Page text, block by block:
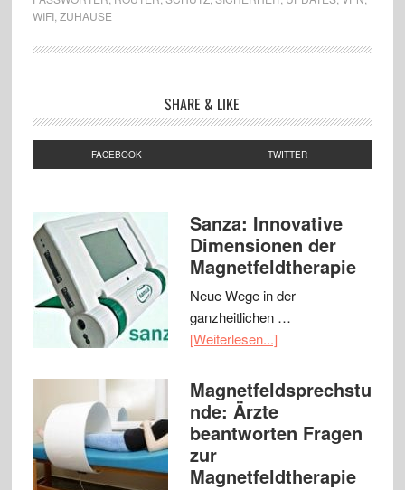
WIFI, ZUHAUSE
SHARE & LIKE
FACEBOOK TWITTER
Sanza: Innovative
Dimensionen der
Magnetfeldtherapie
Neue Wege in der
ganzheitlichen …
[Weiterlesen...]
Magnetfeldsprechstu
nde: Ärzte
beantworten Fragen
zur
Magnetfeldtherapie